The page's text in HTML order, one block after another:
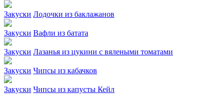
Закуски Лодочки из баклажанов
Закуски Вафли из батата
Закуски Лазанья из цукини с вялеными томатами
Закуски Чипсы из кабачков
Закуски Чипсы из капусты Кейл